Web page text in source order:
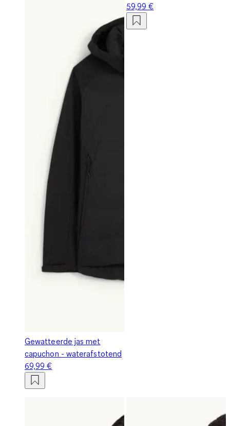
Gewatteerde jas met
capuchon - waterafstotend
69,99 €
59,99 €